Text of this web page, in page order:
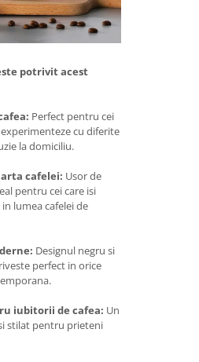
potrivit acest
Perfect pentru cei
cu diferite
la domiciliu.
cafelei: Usor de
pentru cei care isi
lumea cafelei de
Designul negru si
perfect in orice
iubitorii de cafea: Un
stilat pentru prieteni